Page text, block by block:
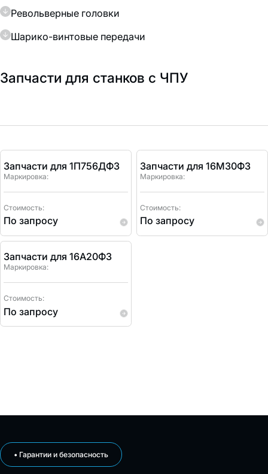
Револьверные головки
Шарико-винтовые передачи
Запчасти для станков с ЧПУ
Запчасти для 1П756ДФ3
Маркировка:
Стоимость:
По запросу
Запчасти для 16М30Ф3
Маркировка:
Стоимость:
По запросу
Запчасти для 16А20Ф3
Маркировка:
Стоимость:
По запросу
• Гарантии и безопасность